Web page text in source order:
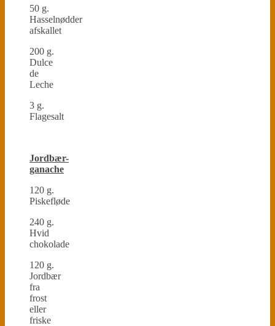
50 g.
Hasselnødder
afskallet
200 g.
Dulce
de
Leche
3 g.
Flagesalt
Jordbær-
ganache
120 g.
Piskefløde
240 g.
Hvid
chokolade
120 g.
Jordbær
fra
frost
eller
friske